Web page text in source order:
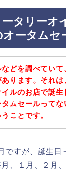
タリーオ
オータムセ
どを調べていて
ります。それは
ルのお店で誕生
ムセールってな
ことです。
ですが、誕生日
、１月、２月